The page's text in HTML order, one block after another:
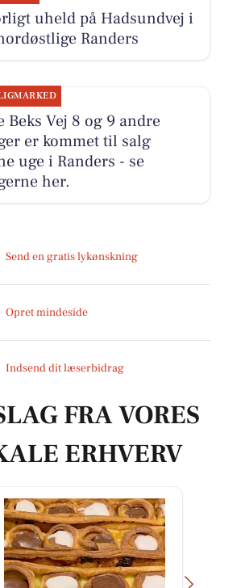
uheld på Hadsundvej i
Randers
Beks Vej 8 og 9 andre
er kommet til salg
uge i Randers - se
her.
Send en gratis lykønskning
Opret mindeside
Indsend dit læserbidrag
FRA VORES
ERHVERV